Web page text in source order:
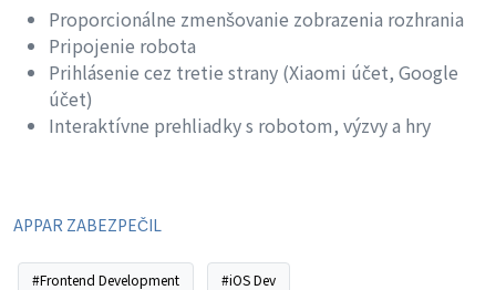
Proporcionálne zmenšovanie zobrazenia rozhrania
Pripojenie robota
Prihlásenie cez tretie strany (Xiaomi účet, Google
účet)
Interaktívne prehliadky s robotom, výzvy a hry
APPAR ZABEZPEČIL
#Frontend Development #iOS Dev